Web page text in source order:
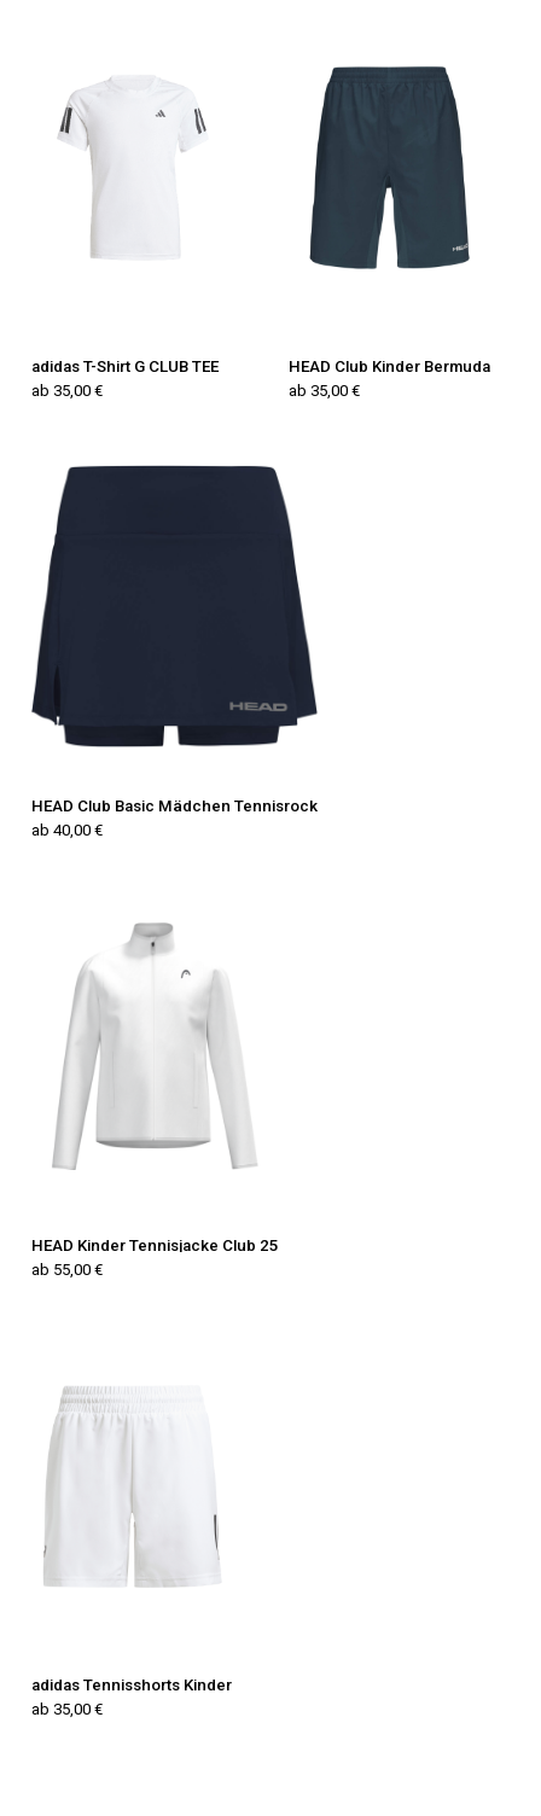
adidas T-Shirt G CLUB TEE
ab 35,00 €
HEAD Club Kinder Bermuda
ab 35,00 €
HEAD Club Basic Mädchen Tennisrock
ab 40,00 €
HEAD Kinder Tennisjacke Club 25
ab 55,00 €
adidas Tennisshorts Kinder
ab 35,00 €